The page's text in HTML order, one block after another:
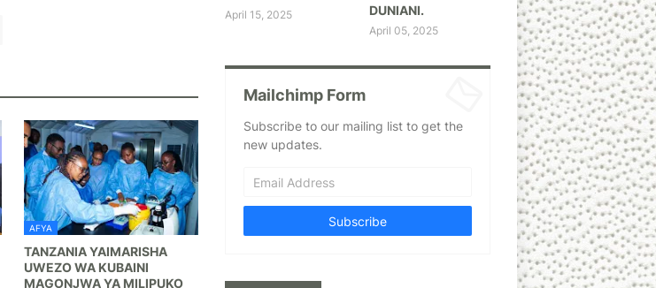
AFYA
TANZANIA YAIMARISHA
UWEZO WA KUBAINI
MAGONJWA YA MILIPUKO
April 15, 2025
DUNIANI.
April 05, 2025
Mailchimp Form
Subscribe to our mailing list to get the
new updates.